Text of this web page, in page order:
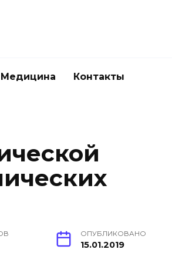
Медицина Контакты
ОПУБЛИКОВАНО
15.01.2019